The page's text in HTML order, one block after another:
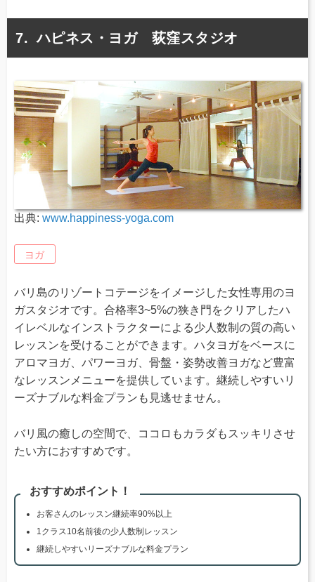
ハピネス・ヨガ 荻窪スタジオ
出典: www.happiness-yoga.com
ヨガ
バリ島のリゾートコテージをイメージした女性専用のヨ
ガスタジオです。合格率3~5%の狭き門をクリアしたハ
イレベルなインストラクターによる少人数制の質の高い
レッスンを受けることができます。ハタヨガをベースに
アロマヨガ、パワーヨガ、骨盤・姿勢改善ヨガなど豊富
なレッスンメニューを提供しています。継続しやすいリ
ーズナブルな料金プランも見逃せません。
バリ風の癒しの空間で、ココロもカラダもスッキリさせ
たい方におすすめです。
おすすめポイント！
お客さんのレッスン継続率90%以上
1クラス10名前後の少人数制レッスン
継続しやすいリーズナブルな料金プラン